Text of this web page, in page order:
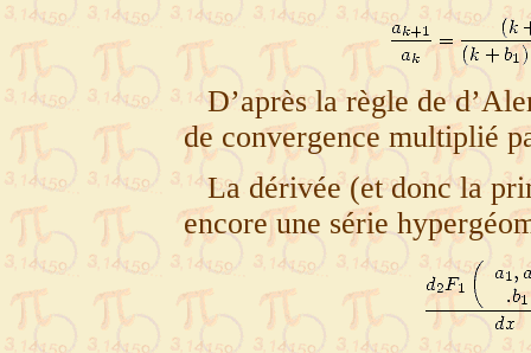
D’après la règle de
de convergence multiplié
La dérivée (et donc la
encore une série